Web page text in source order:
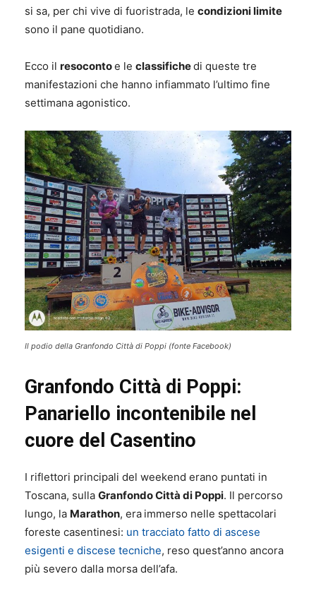
si sa, per chi vive di fuoristrada, le condizioni limite
sono il pane quotidiano.
Ecco il resocontoe le classifichedi queste tre
manifestazioni che hanno infiammato l’ultimo fine
settimana agonistico.
Il podio della Granfondo Città di Poppi (fonte Facebook)
Granfondo Città di Poppi:
Panariello incontenibile nel
cuore del Casentino
I riflettori principali del weekend erano puntati in
Toscana, sulla Granfondo Città di Poppi. Il percorso
lungo, la Marathon, era immerso nelle spettacolari
foreste casentinesi: un tracciato fatto di ascese
esigenti e discese tecniche, reso quest’anno ancora
più severo dalla morsa dell’afa.